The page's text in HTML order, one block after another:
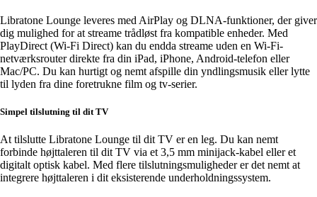
Libratone Lounge leveres med AirPlay og DLNA-funktioner, der giver
dig mulighed for at streame trådløst fra kompatible enheder. Med
PlayDirect (Wi-Fi Direct) kan du endda streame uden en Wi-Fi-
netværksrouter direkte fra din iPad, iPhone, Android-telefon eller
Mac/PC. Du kan hurtigt og nemt afspille din yndlingsmusik eller lytte
til lyden fra dine foretrukne film og tv-serier.
Simpel tilslutning til dit TV
At tilslutte Libratone Lounge til dit TV er en leg. Du kan nemt
forbinde højttaleren til dit TV via et 3,5 mm minijack-kabel eller et
digitalt optisk kabel. Med flere tilslutningsmuligheder er det nemt at
integrere højttaleren i dit eksisterende underholdningssystem.